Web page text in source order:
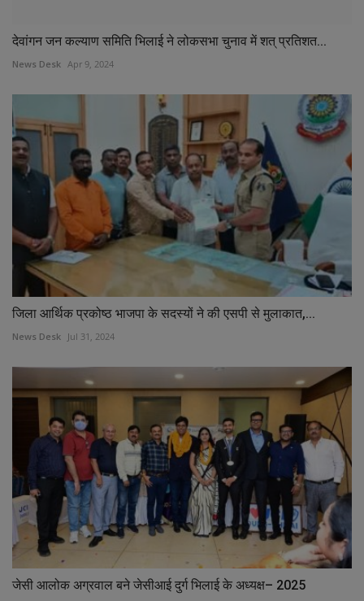
देवांगन जन कल्याण समिति भिलाई ने लोकसभा चुनाव में शत् प्रतिशत...
News Desk Apr 9, 2024
जिला आर्थिक प्रकोष्ठ भाजपा के सदस्यों ने की एसपी से मुलाकात,...
News Desk Jul 31, 2024
जेसी आलोक अग्रवाल बने जेसीआई दुर्ग भिलाई के अध्यक्ष– 2025